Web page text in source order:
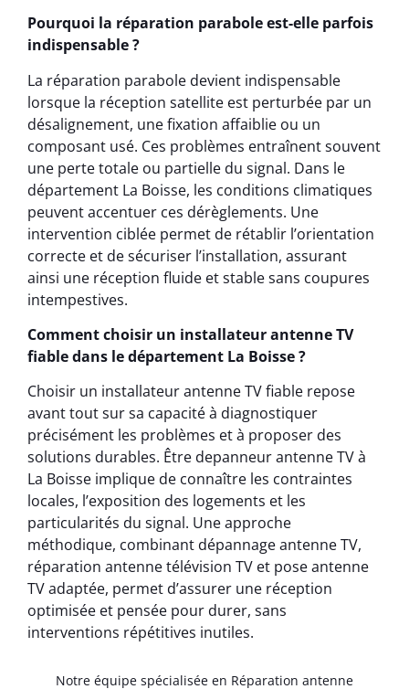
Pourquoi la réparation parabole est-elle parfois
indispensable ?
La réparation parabole devient indispensable
lorsque la réception satellite est perturbée par un
désalignement, une fixation affaiblie ou un
composant usé. Ces problèmes entraînent souvent
une perte totale ou partielle du signal. Dans le
département La Boisse, les conditions climatiques
peuvent accentuer ces dérèglements. Une
intervention ciblée permet de rétablir l’orientation
correcte et de sécuriser l’installation, assurant
ainsi une réception fluide et stable sans coupures
intempestives.
Comment choisir un installateur antenne TV
fiable dans le département La Boisse ?
Choisir un installateur antenne TV fiable repose
avant tout sur sa capacité à diagnostiquer
précisément les problèmes et à proposer des
solutions durables. Être depanneur antenne TV à
La Boisse implique de connaître les contraintes
locales, l’exposition des logements et les
particularités du signal. Une approche
méthodique, combinant dépannage antenne TV,
réparation antenne télévision TV et pose antenne
TV adaptée, permet d’assurer une réception
optimisée et pensée pour durer, sans
interventions répétitives inutiles.
Notre équipe spécialisée en Réparation antenne